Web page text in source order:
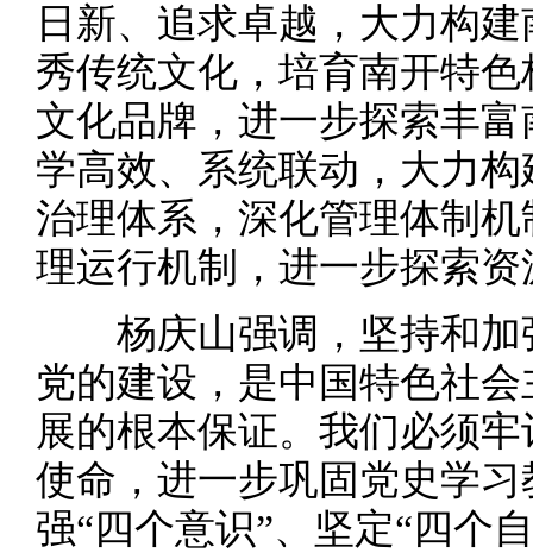
日新、追求卓越，大力构
秀传统文化，培育南开特
文化品牌，进一步探索丰
学高效、系统联动，大力
治理体系，深化管理体制
理运行机制，进一步探索
杨庆山强调，坚持和加
党的建设，是中国特色社
展的根本保证。我们必须
使命，进一步巩固党史学
强“四个意识”、坚定“四个